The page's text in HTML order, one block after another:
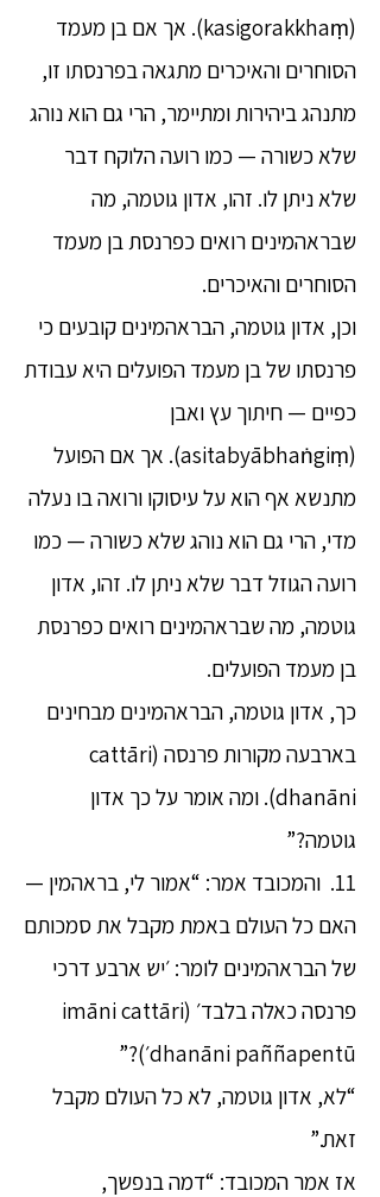
(kasigorakkhaṃ). אך אם בן מעמד
הסוחרים והאיכרים מתגאה בפרנסתו זו,
מתנהג ביהירות ומתיימר, הרי גם הוא נוהג
שלא כשורה — כמו רועה הלוקח דבר
שלא ניתן לו. זהו, אדון גוטמה, מה
שבראהמינים רואים כפרנסת בן מעמד
הסוחרים והאיכרים.
וכן, אדון גוטמה, הבראהמינים קובעים כי
פרנסתו של בן מעמד הפועלים היא עבודת
כפיים — חיתוך עץ ואבן
(asitabyābhaṅgiṃ). אך אם הפועל
מתנשא אף הוא על עיסוקו ורואה בו נעלה
מדי, הרי גם הוא נוהג שלא כשורה — כמו
רועה הגוזל דבר שלא ניתן לו. זהו, אדון
גוטמה, מה שבראהמינים רואים כפרנסת
בן מעמד הפועלים.
כך, אדון גוטמה, הבראהמינים מבחינים
בארבעה מקורות פרנסה (cattāri
dhanāni). ומה אומר על כך אדון
גוטמה?”
11. והמכובד אמר: “אמור לי, בראהמין —
האם כל העולם באמת מקבל את סמכותם
של הבראהמינים לומר: ׳יש ארבע דרכי
פרנסה כאלה בלבד׳ (imāni cattāri
dhanāni paññapentū׳)?”
“לא, אדון גוטמה, לא כל העולם מקבל
זאת.”
אז אמר המכובד: “דמה בנפשך,